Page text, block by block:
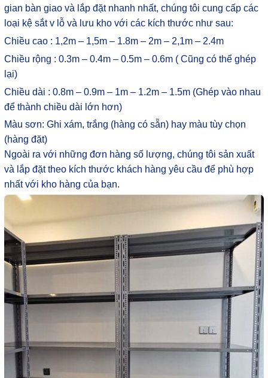
gian bàn giao và lắp đặt nhanh nhất, chúng tôi cung cấp các
loại kệ sắt v lỗ và lưu kho với các kích thước như sau:
Chiều cao : 1,2m – 1,5m – 1.8m – 2m – 2,1m – 2.4m
Chiều rộng : 0.3m – 0.4m – 0.5m – 0.6m ( Cũng có thể ghép
lại)
Chiều dài : 0.8m – 0.9m – 1m – 1.2m – 1.5m (Ghép vào nhau
để thành chiều dài lớn hơn)
Màu sơn: Ghi xám, trắng (hàng có sẵn) hay màu tùy chọn
(hàng đặt)
Ngoài ra với những đơn hàng số lượng, chúng tôi sản xuất
và lắp đặt theo kích thước khách hàng yêu cầu để phù hợp
nhất với kho hàng của bạn.